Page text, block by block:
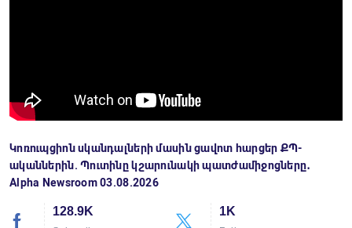
Կոռուպցիոն սկանդալների մասին ցավոտ հարցեր ՔՊ-
ականներին. Պուտինը կշարունակի պատժամիջոցները․
Alpha Newsroom 03.08.2026
128.9K 1K